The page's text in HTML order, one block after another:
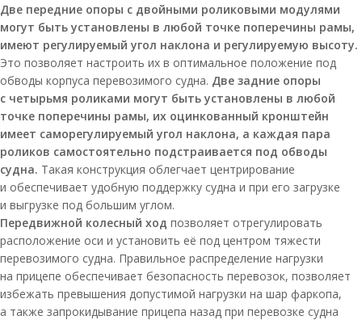
Две передние опоры с двойными роликовыми модулями
могут быть установлены в любой точке поперечины рамы,
имеют регулируемый угол наклона и регулируемую высоту.
Это позволяет настроить их в оптимальное положение под
обводы корпуса перевозимого судна. Две задние опоры
с четырьмя роликами могут быть установлены в любой
точке поперечины рамы, их оцинкованный кронштейн
имеет саморегулируемый угол наклона, а каждая пара
роликов самостоятельно подстраивается под обводы
судна. Такая конструкция облегчает центрирование
и обеспечивает удобную поддержку судна и при его загрузке
и выгрузке под большим углом.
Передвижной колесный ход позволяет отрегулировать
расположение оси и установить её под центром тяжести
перевозимого судна. Правильное распределение нагрузки
на прицепе обеспечивает безопасность перевозок, позволяет
избежать превышения допустимой нагрузки на шар фаркопа,
а также запрокидывание прицепа назад при перевозке судна